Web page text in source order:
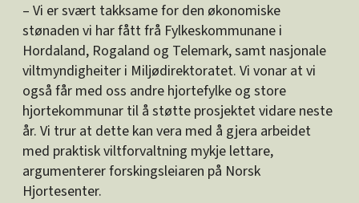
– Vi er svært takksame for den økonomiske
stønaden vi har fått frå Fylkeskommunane i
Hordaland, Rogaland og Telemark, samt nasjonale
viltmyndigheiter i Miljødirektoratet. Vi vonar at vi
også får med oss andre hjortefylke og store
hjortekommunar til å støtte prosjektet vidare neste
år. Vi trur at dette kan vera med å gjera arbeidet
med praktisk viltforvaltning mykje lettare,
argumenterer forskingsleiaren på Norsk
Hjortesenter.